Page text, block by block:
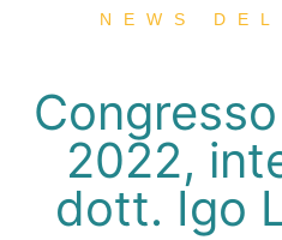
NEWS
2022,
dott. Igo